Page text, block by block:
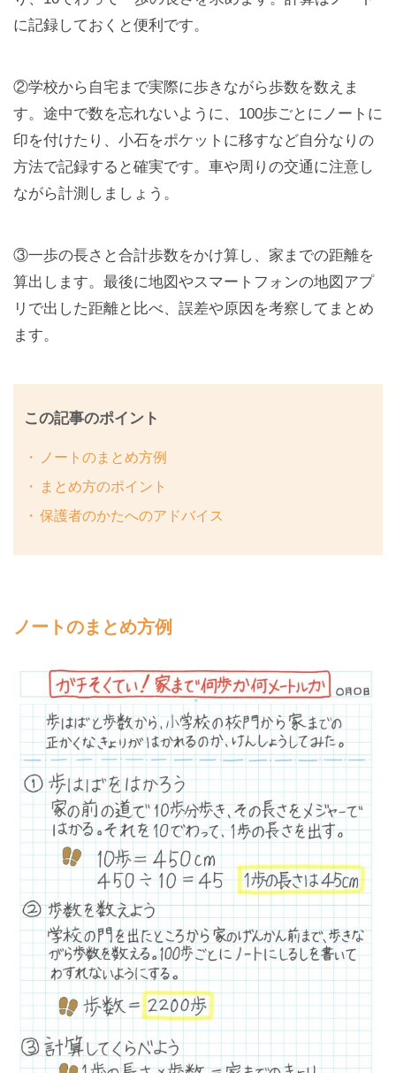
に記録しておくと便利です。
②学校から自宅まで実際に歩きながら歩数を数えま
す。途中で数を忘れないように、100歩ごとにノートに
印を付けたり、小石をポケットに移すなど自分なりの
方法で記録すると確実です。車や周りの交通に注意し
ながら計測しましょう。
③一歩の長さと合計歩数をかけ算し、家までの距離を
算出します。最後に地図やスマートフォンの地図アプ
リで出した距離と比べ、誤差や原因を考察してまとめ
ます。
この記事のポイント
ノートのまとめ方例
まとめ方のポイント
保護者のかたへのアドバイス
ノートのまとめ方例